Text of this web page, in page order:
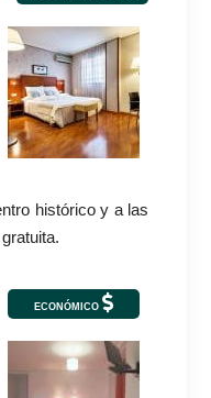
histórico y a las
ECONÓMICO